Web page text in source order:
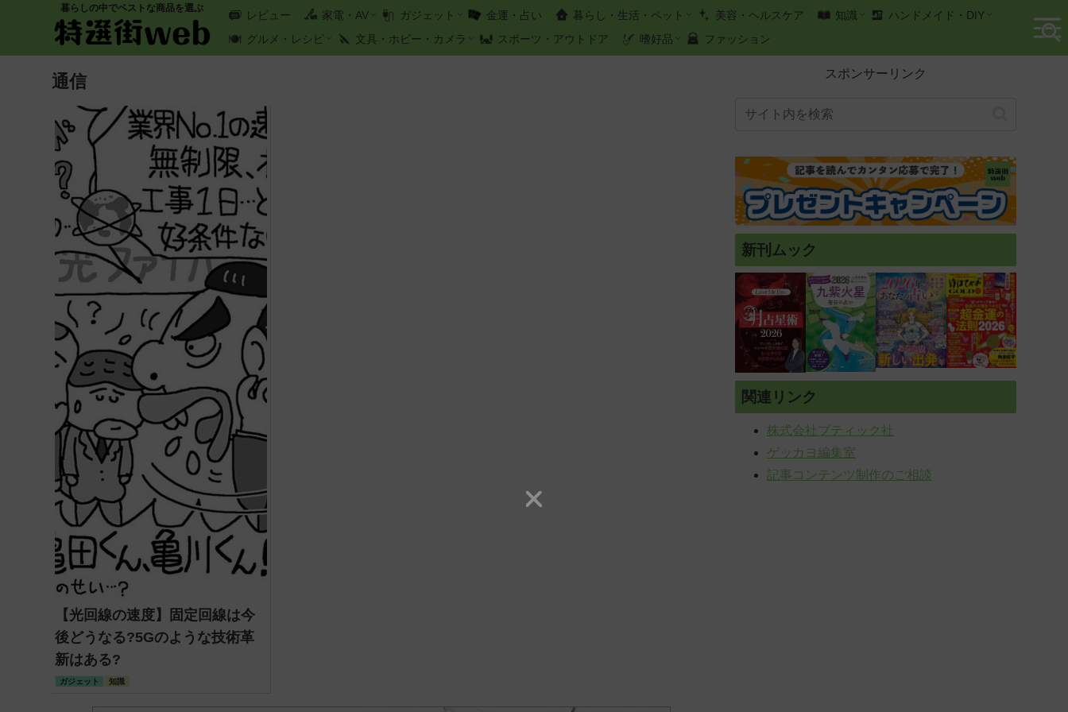
暮らしの中でベストな商品を選ぶ
レビュー 家電・AV ガジェット 金運・占い 暮らし・生活・ペット 美容・ヘルスケア 知識
ハンドメイド・DIY
グルメ・レシピ
文具・ホビー・カメラ スポーツ・アウトドア 嗜好品 ファッション
通信
【光回線の速度】固定回線は今
後どうなる?5Gのような技術革
新はある?
ガジェット 知識
スポンサーリンク
新刊ムック
関連リンク
株式会社ブティック社
ゲッカヨ編集室
記事コンテンツ制作のご相談